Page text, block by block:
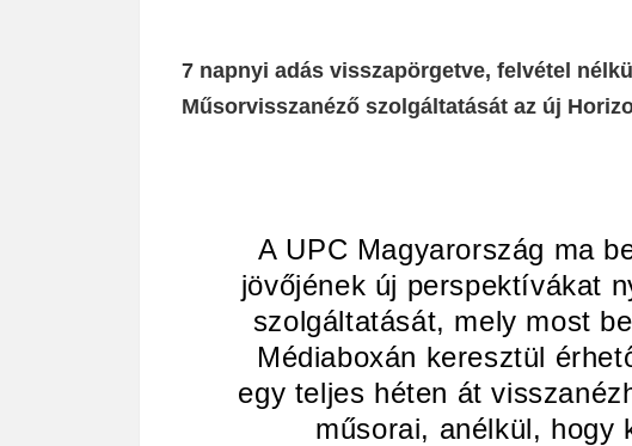
7 napnyi adás visszapörgetve, felvétel
Műsorvisszanéző szolgáltatását az új
A UPC Magyarország ma
jövőjének új perspektívákat
szolgáltatását, mely most
Médiaboxán keresztül
egy teljes héten át
műsorai, anélkül, hogy